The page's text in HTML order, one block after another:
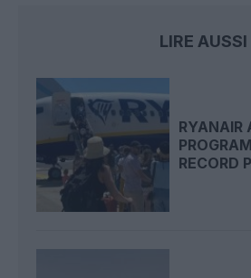
LIRE AUSSI
RYANAIR
RECORD